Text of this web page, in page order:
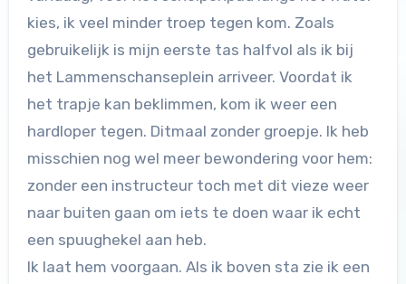
kies, ik veel minder troep tegen kom. Zoals
gebruikelijk is mijn eerste tas halfvol als ik bij
het Lammenschanseplein arriveer. Voordat ik
het trapje kan beklimmen, kom ik weer een
hardloper tegen. Ditmaal zonder groepje. Ik heb
misschien nog wel meer bewondering voor hem:
zonder een instructeur toch met dit vieze weer
naar buiten gaan om iets te doen waar ik echt
een spuughekel aan heb.
Ik laat hem voorgaan. Als ik boven sta zie ik een